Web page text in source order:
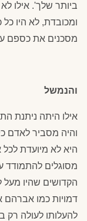
ביותר שלך'. אילו
ומכובדת, לא היו
מסכנים את כספם
והנמשל
אילו היתה ניתנת
והיה מסביר לאדם
היא לא מיועדת
מסוגלים להתמודד
הקדושים שהיו מעל
דמויות כמו אברהם
להעלותו לעולה רק